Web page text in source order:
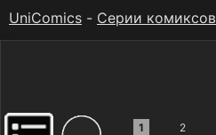
UniComics - Серии комиксов
1 2